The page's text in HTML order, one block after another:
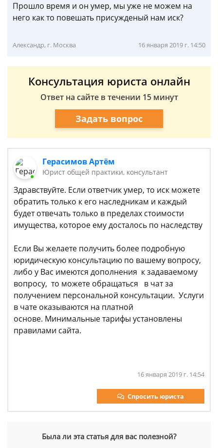
Прошло время и он умер, мы уже не можем на
него как то повешать присужденый нам иск?
Александр, г. Москва 16 января 2019 г. 14:50
Консультация юриста онлайн
Ответ на сайте в течении 15 минут
Задать вопрос
Герасимов Артём
Юрист общей практики, консультант
Здравствуйте. Если ответчик умер, то иск можете
обратить только к его наследникам и каждый
будет отвечать только в пределах стоимости
имущества, которое ему досталось по наследству
Если Вы желаете получить более подробную
юридическую консультацию по вашему вопросу,
либо у Вас имеются дополнения к задаваемому
вопросу, то можете обращаться в чат за
получением персональной консультации. Услуги
в чате оказываются на платной
основе. Минимальные тарифы установлены
правилами сайта.
16 января 2019 г. 14:54
Спросить юриста
Была ли эта статья для вас полезной?